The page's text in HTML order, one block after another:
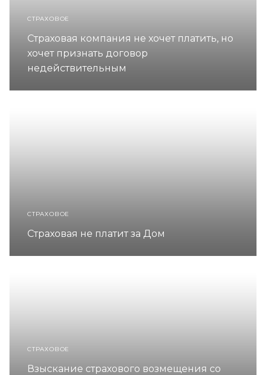
СТРАХОВОЕ
Страховая компания не хочет платить, но
хочет признать договор
недействительным
СТРАХОВОЕ
Страховая не платит за Дом
СТРАХОВОЕ
Взыскание страхового возмещения со